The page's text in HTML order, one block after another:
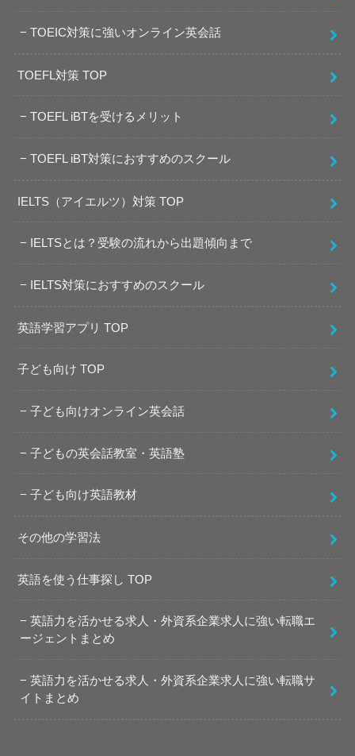
TOEIC対策に強いオンライン英会話
TOEFL対策 TOP
TOEFL iBTを受けるメリット
TOEFL iBT対策におすすめのスクール
IELTS（アイエルツ）対策 TOP
IELTSとは？受験の流れから出題傾向まで
IELTS対策におすすめのスクール
英語学習アプリ TOP
子ども向け TOP
子ども向けオンライン英会話
子どもの英会話教室・英語塾
子ども向け英語教材
その他の学習法
英語を使う仕事探し TOP
英語力を活かせる求人・外資系企業求人に強い転職エ
ージェントまとめ
英語力を活かせる求人・外資系企業求人に強い転職サ
イトまとめ